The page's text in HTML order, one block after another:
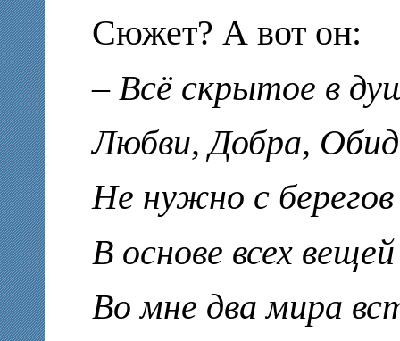
Сюжет? А вот он:
– Всё скрытое в
Любви, Добра,
Не нужно с
В основе всех
Во мне два мира